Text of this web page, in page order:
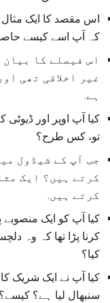
اس مقصد کا ایک
کہ آپ اسے کیسے
اس فیصلے کا
غیر اخلاقی تھی
ہے.
کیا آپ اوپر اور
تو، کس طرح؟
جب آپ کے شیڈول
کرتے ہیں؟ ایک
کرتے ہیں.
کیا آپ کو ایک منصوبے
کرنا پڑا تھا کہ وہ
کیا؟
کیا آپ نے ایک شریک
سنبھال لیا ہے؟ کیسے؟